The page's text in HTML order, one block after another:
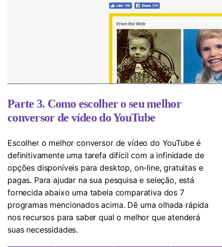
Parte 3. Como escolher o seu melhor
conversor de vídeo do YouTube
Escolher o melhor conversor de vídeo do YouTube é
definitivamente uma tarefa difícil com a infinidade de
opções disponíveis para desktop, on-line, gratuitas e
pagas. Para ajudar na sua pesquisa e seleção, está
fornecida abaixo uma tabela comparativa dos 7
programas mencionados acima. Dê uma olhada rápida
nos recursos para saber qual o melhor que atenderá
suas necessidades.